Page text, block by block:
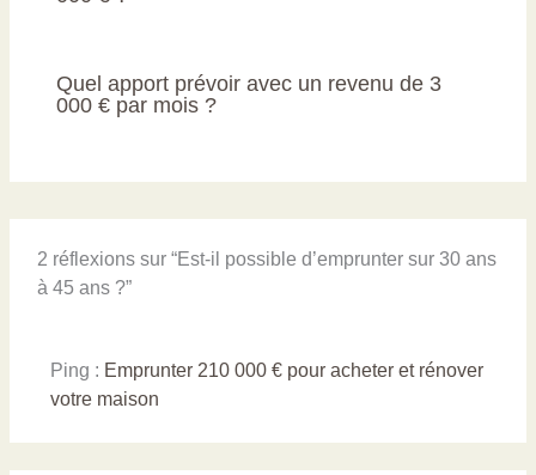
Quel apport prévoir avec un revenu de 3
000 € par mois ?
2 réflexions sur “Est-il possible d’emprunter sur 30 ans
à 45 ans ?”
Ping : Emprunter 210 000 € pour acheter et rénover
votre maison